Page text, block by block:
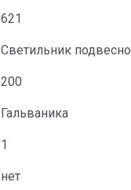
621
Светильник
200
Гальваника
1
нет